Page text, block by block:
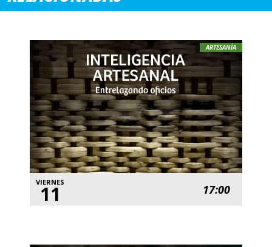
ARTESANÍA
VIERNES
11 17:00